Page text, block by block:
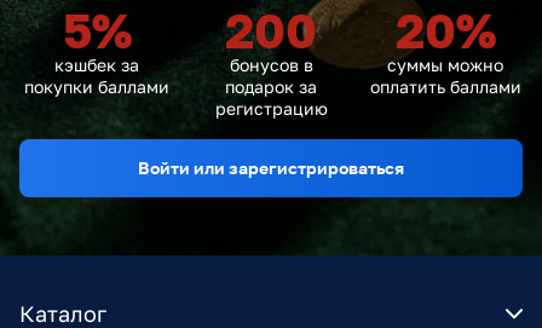
5%
кэшбек за
покупки баллами
200
бонусов в
подарок за
регистрацию
20%
суммы можно
оплатить баллами
Войти или зарегистрироваться
Каталог